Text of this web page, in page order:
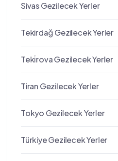
Sivas Gezilecek Yerler
Tekirdağ Gezilecek Yerler
Teki̇rova Gezilecek Yerler
Tiran Gezilecek Yerler
Tokyo Gezilecek Yerler
Türkiye Gezilecek Yerler